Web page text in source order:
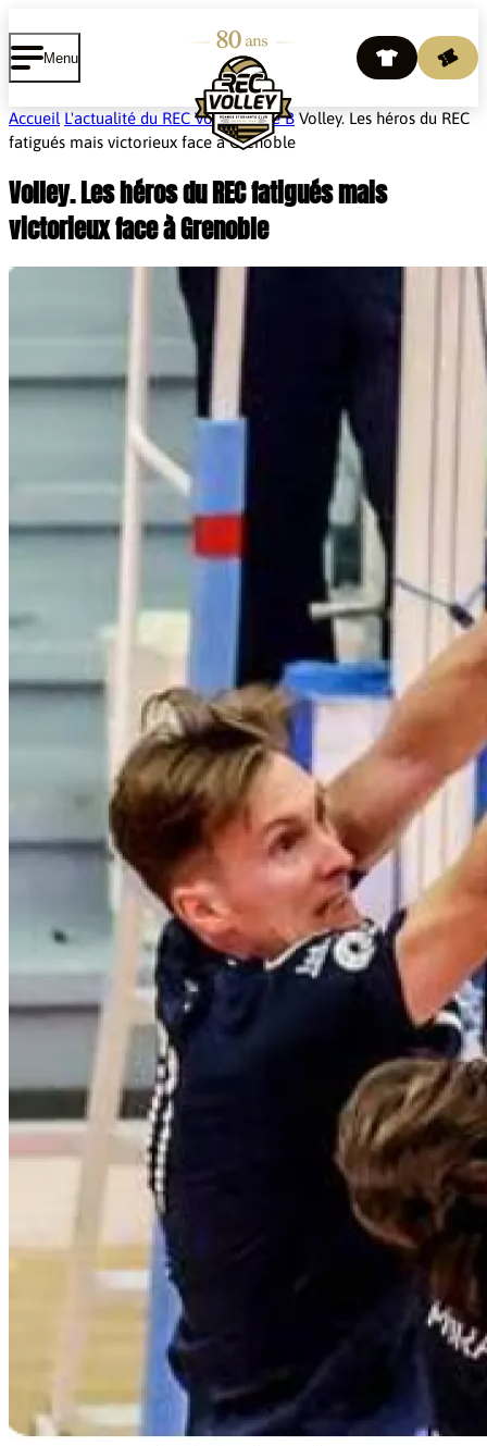
Menu
Accueil L'actualité du REC Volley Ligue B Volley. Les héros du REC
fatigués mais victorieux face à Grenoble
Volley. Les héros du REC fatigués mais
victorieux face à Grenoble